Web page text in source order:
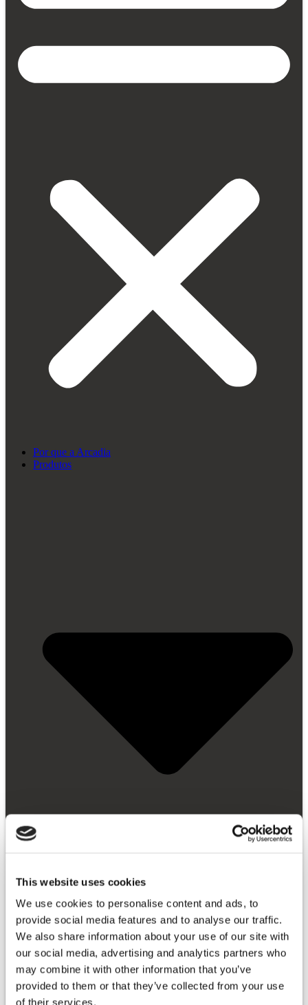
This website uses cookies
We use cookies to personalise content and ads, to
provide social media features and to analyse our traffic.
We also share information about your use of our site with
our social media, advertising and analytics partners who
may combine it with other information that you’ve
provided to them or that they’ve collected from your use
of their services.
Por que a Arcadia
Produtos
Esquema do Arcadia
Arnês Arcadia
Fabricação da Arcadia
Citação da Arcádia
Expansões
Pacotes